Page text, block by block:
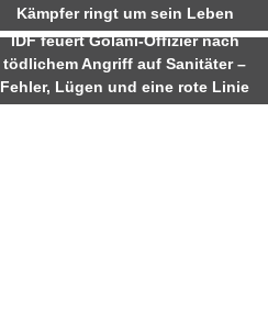
Kämpfer ringt um sein Leben
IDF feuert Golani-Offizier nach
tödlichem Angriff auf Sanitäter –
Fehler, Lügen und eine rote Linie